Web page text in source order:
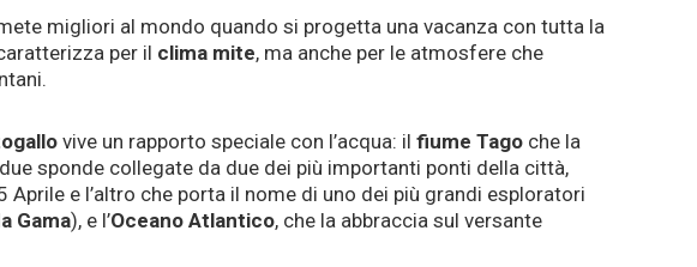
migliori al mondo quando si progetta una vacanza con tutta la
per il clima mite, ma anche per le atmosfere che
vive un rapporto speciale con l’acqua: il fiume Tago che la
sponde collegate da due dei più importanti ponti della città,
Aprile e l’altro che porta il nome di uno dei più grandi esploratori
Gama), e l’Oceano Atlantico, che la abbraccia sul versante